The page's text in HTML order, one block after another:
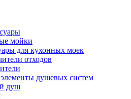
мойки
для кухонных моек
отходов
душевых систем
душ